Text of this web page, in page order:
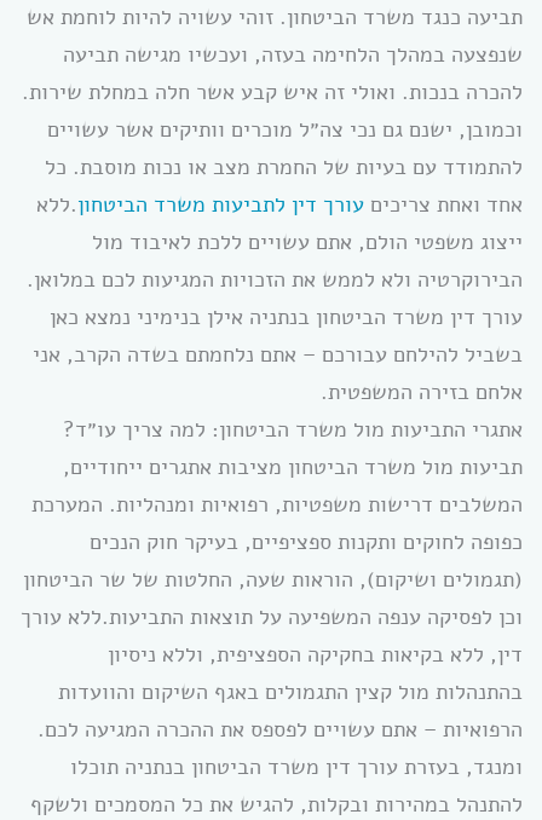
תביעה כנגד משרד הביטחון. זוהי עשויה להיות לוחמת אש
שנפצעה במהלך הלחימה בעזה, ועכשיו מגישה תביעה
להכרה בנכות. ואולי זה איש קבע אשר חלה במחלת שירות.
וכמובן, ישנם גם נכי צה״ל מוכרים וותיקים אשר עשויים
להתמודד עם בעיות של החמרת מצב או נכות מוסבת. כל
אחד ואחת צריכים עורך דין לתביעות משרד הביטחון.ללא
ייצוג משפטי הולם, אתם עשויים ללכת לאיבוד מול
הבירוקרטיה ולא לממש את הזכויות המגיעות לכם במלואן.
עורך דין משרד הביטחון בנתניה אילן בנימיני נמצא כאן
בשביל להילחם עבורכם – אתם נלחמתם בשדה הקרב, אני
אלחם בזירה המשפטית.
אתגרי התביעות מול משרד הביטחון: למה צריך עו״ד?
תביעות מול משרד הביטחון מציבות אתגרים ייחודיים,
המשלבים דרישות משפטיות, רפואיות ומנהליות. המערכת
כפופה לחוקים ותקנות ספציפיים, בעיקר חוק הנכים
(תגמולים ושיקום), הוראות שעה, החלטות של שר הביטחון
וכן לפסיקה ענפה המשפיעה על תוצאות התביעות.ללא עורך
דין, ללא בקיאות בחקיקה הספציפית, וללא ניסיון
בהתנהלות מול קצין התגמולים באגף השיקום והוועדות
הרפואיות – אתם עשויים לפספס את ההכרה המגיעה לכם.
ומנגד, בעזרת עורך דין משרד הביטחון בנתניה תוכלו
להתנהל במהירות ובקלות, להגיש את כל המסמכים ולשקף